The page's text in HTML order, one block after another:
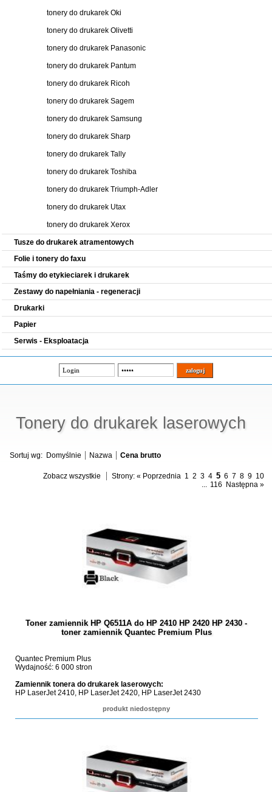
tonery do drukarek Oki
tonery do drukarek Olivetti
tonery do drukarek Panasonic
tonery do drukarek Pantum
tonery do drukarek Ricoh
tonery do drukarek Sagem
tonery do drukarek Samsung
tonery do drukarek Sharp
tonery do drukarek Tally
tonery do drukarek Toshiba
tonery do drukarek Triumph-Adler
tonery do drukarek Utax
tonery do drukarek Xerox
Tusze do drukarek atramentowych
Folie i tonery do faxu
Taśmy do etykieciarek i drukarek
Zestawy do napełniania - regeneracji
Drukarki
Papier
Serwis - Eksploatacja
Tonery do drukarek laserowych
Sortuj wg: Domyślnie Nazwa Cena brutto
Zobacz wszystkie Strony: « Poprzednia 1 2 3 4 5 6 7 8 9 10
... 116 Następna »
Toner zamiennik HP Q6511A do HP 2410 HP 2420 HP 2430 -
toner zamiennik Quantec Premium Plus
Quantec Premium Plus
Wydajność: 6 000 stron
Zamiennik tonera do drukarek laserowych:
HP LaserJet 2410, HP LaserJet 2420, HP LaserJet 2430
produkt niedostępny